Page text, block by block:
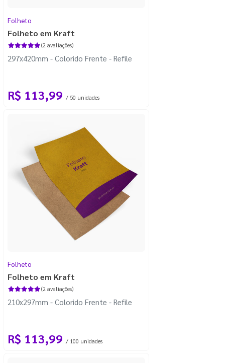
Folheto
Folheto em Kraft
(2 avaliações)
297x420mm - Colorido Frente - Refile
R$ 113,99 / 50 unidades
Folheto
Folheto em Kraft
(2 avaliações)
210x297mm - Colorido Frente - Refile
R$ 113,99 / 100 unidades